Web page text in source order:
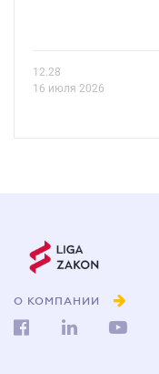
12.28
16 июля 2026
О КОМПАНИИ